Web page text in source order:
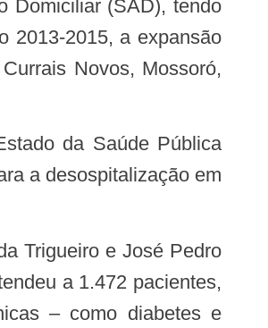
2013-2015, a expansão
Novos, Mossoró,
a desospitalização em
a 1.472 pacientes,
– como diabetes e